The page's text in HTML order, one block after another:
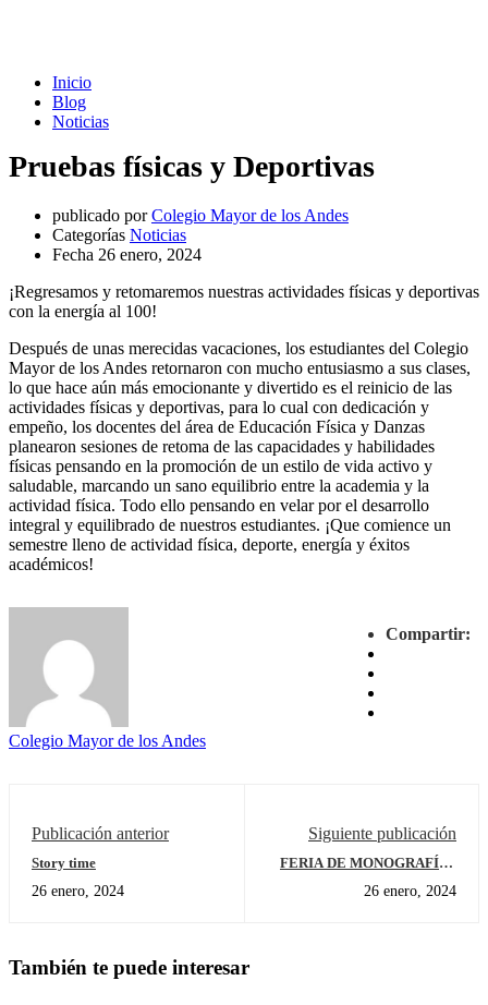
Inicio
Blog
Noticias
Pruebas físicas y Deportivas
publicado por Colegio Mayor de los Andes
Categorías Noticias
Fecha 26 enero, 2024
¡Regresamos y retomaremos nuestras actividades físicas y deportivas
con la energía al 100!
Después de unas merecidas vacaciones, los estudiantes del Colegio
Mayor de los Andes retornaron con mucho entusiasmo a sus clases,
lo que hace aún más emocionante y divertido es el reinicio de las
actividades físicas y deportivas, para lo cual con dedicación y
empeño, los docentes del área de Educación Física y Danzas
planearon sesiones de retoma de las capacidades y habilidades
físicas pensando en la promoción de un estilo de vida activo y
saludable, marcando un sano equilibrio entre la academia y la
actividad física. Todo ello pensando en velar por el desarrollo
integral y equilibrado de nuestros estudiantes. ¡Que comience un
semestre lleno de actividad física, deporte, energía y éxitos
académicos!
Compartir:
Colegio Mayor de los Andes
Publicación anterior
Story time
26 enero, 2024
Siguiente publicación
FERIA DE MONOGRAFÍAS
26 enero, 2024
También te puede interesar